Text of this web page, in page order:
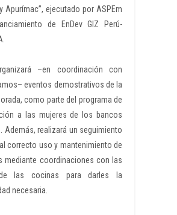
Apurímac”, ejecutado por ASPEm
de EnDev GIZ Perú-
–en coordinación con
eventos demostrativos de la
como parte del programa de
a las mujeres de los bancos
Además, realizará un seguimiento
correcto uso y mantenimiento de
mediante coordinaciones con las
las cocinas para darles la
necesaria.